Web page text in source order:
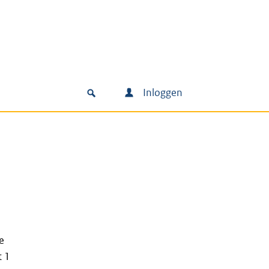
Inloggen
1